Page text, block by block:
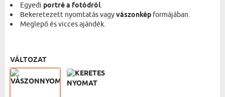
Egyedi portré a fotódról.
Bekeretezett nyomtatás vagyvászonkép formájában.
Meglepő és vicces ajándék.
VÁLTOZAT